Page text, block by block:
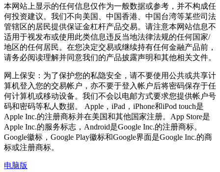
本网站上显示的任何信息仅作为一般数据或参考，并不构成任
何投资建议。我们不向美国、中国香港、中国台湾等某些司法
管辖区的居民提供保证金杠杆产品交易。请注意本网站信息不
适用于视发布或使用此类信息违反当地法律法规的任何国家/
地区的任何居民。在您决定交易或继续持有任何金融产品前，
请务必阅读理解并同意我们的产品披露声明和其他相关文件。
网上保安：为了保护您的私隐安全，请不要使用公共或共享计
算机登入您的交易帐户，亦不要于登入帐户后将密码保存于任
何计算机或移动设备。我们不会以电邮方式要求您提供帐户号
码和密码等私人数据。 Apple，iPad，iPhone和iPod touch是
Apple Inc.的注册商标并在美国和其他国家注册。App Store是
Apple Inc.的服务标志，Android是Google Inc.的注册商标。
Google徽标，Google Play徽标和Google界面是Google Inc.的商
标或注册商标。
电脑版